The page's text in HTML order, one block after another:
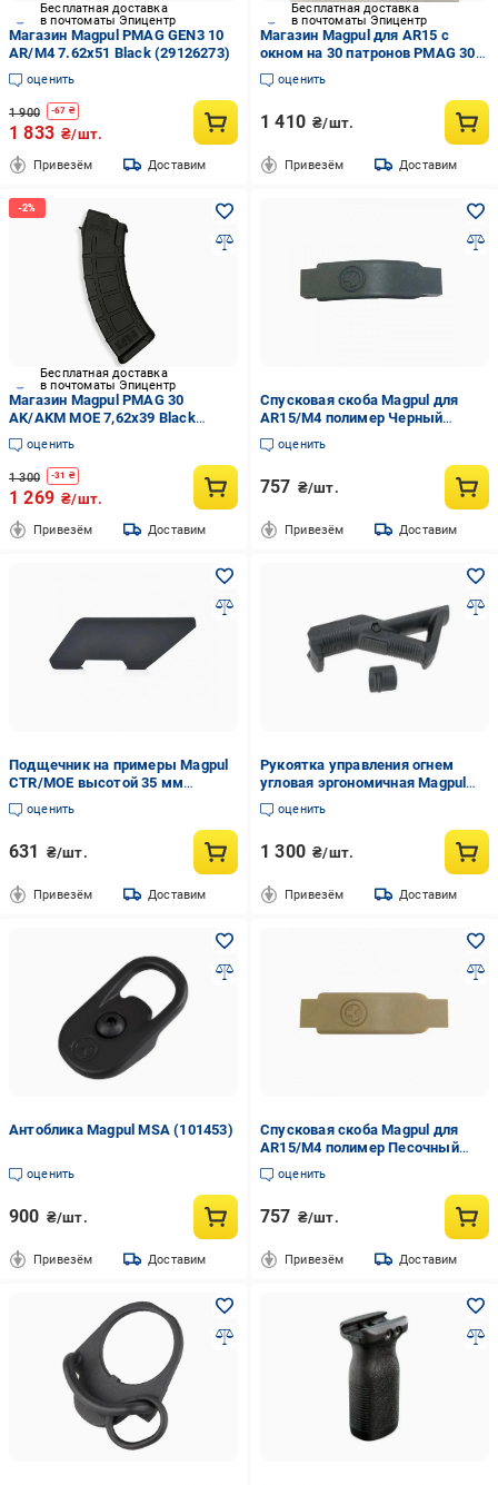
Бесплатная доставка
в почтоматы Эпицентр
Магазин Magpul PMAG GEN3 10
AR/M4 7.62x51 Black (29126273)
оценить
1 900 -67 ₴
1 833 ₴/шт.
Привезём Доставим
Бесплатная доставка
в почтоматы Эпицентр
Магазин Magpul для AR15 с
окном на 30 патронов PMAG 30
GEN M3 AR/M4 5.56x45 мм .223
Remington Black (MAG556)
оценить
1 410 ₴/шт.
Привезём Доставим
Бесплатная доставка
в почтоматы Эпицентр
Магазин Magpul PMAG 30
AK/AKM MOE 7,62x39 Black
(7000576)
оценить
1 300 -31 ₴
1 269 ₴/шт.
Привезём Доставим
Спусковая скоба Magpul для
AR15/M4 полимер Черный
(101270)
оценить
757 ₴/шт.
Привезём Доставим
Подщечник на примеры Magpul
CTR/MOE высотой 35 мм
(101585)
оценить
631 ₴/шт.
Привезём Доставим
Рукоятка управления огнем
угловая эргономичная Magpul
AFG1 (101063)
оценить
1 300 ₴/шт.
Привезём Доставим
Антоблика Magpul MSA (101453)
оценить
900 ₴/шт.
Привезём Доставим
Спусковая скоба Magpul для
AR15/M4 полимер Песочный
(101270)
оценить
757 ₴/шт.
Привезём Доставим